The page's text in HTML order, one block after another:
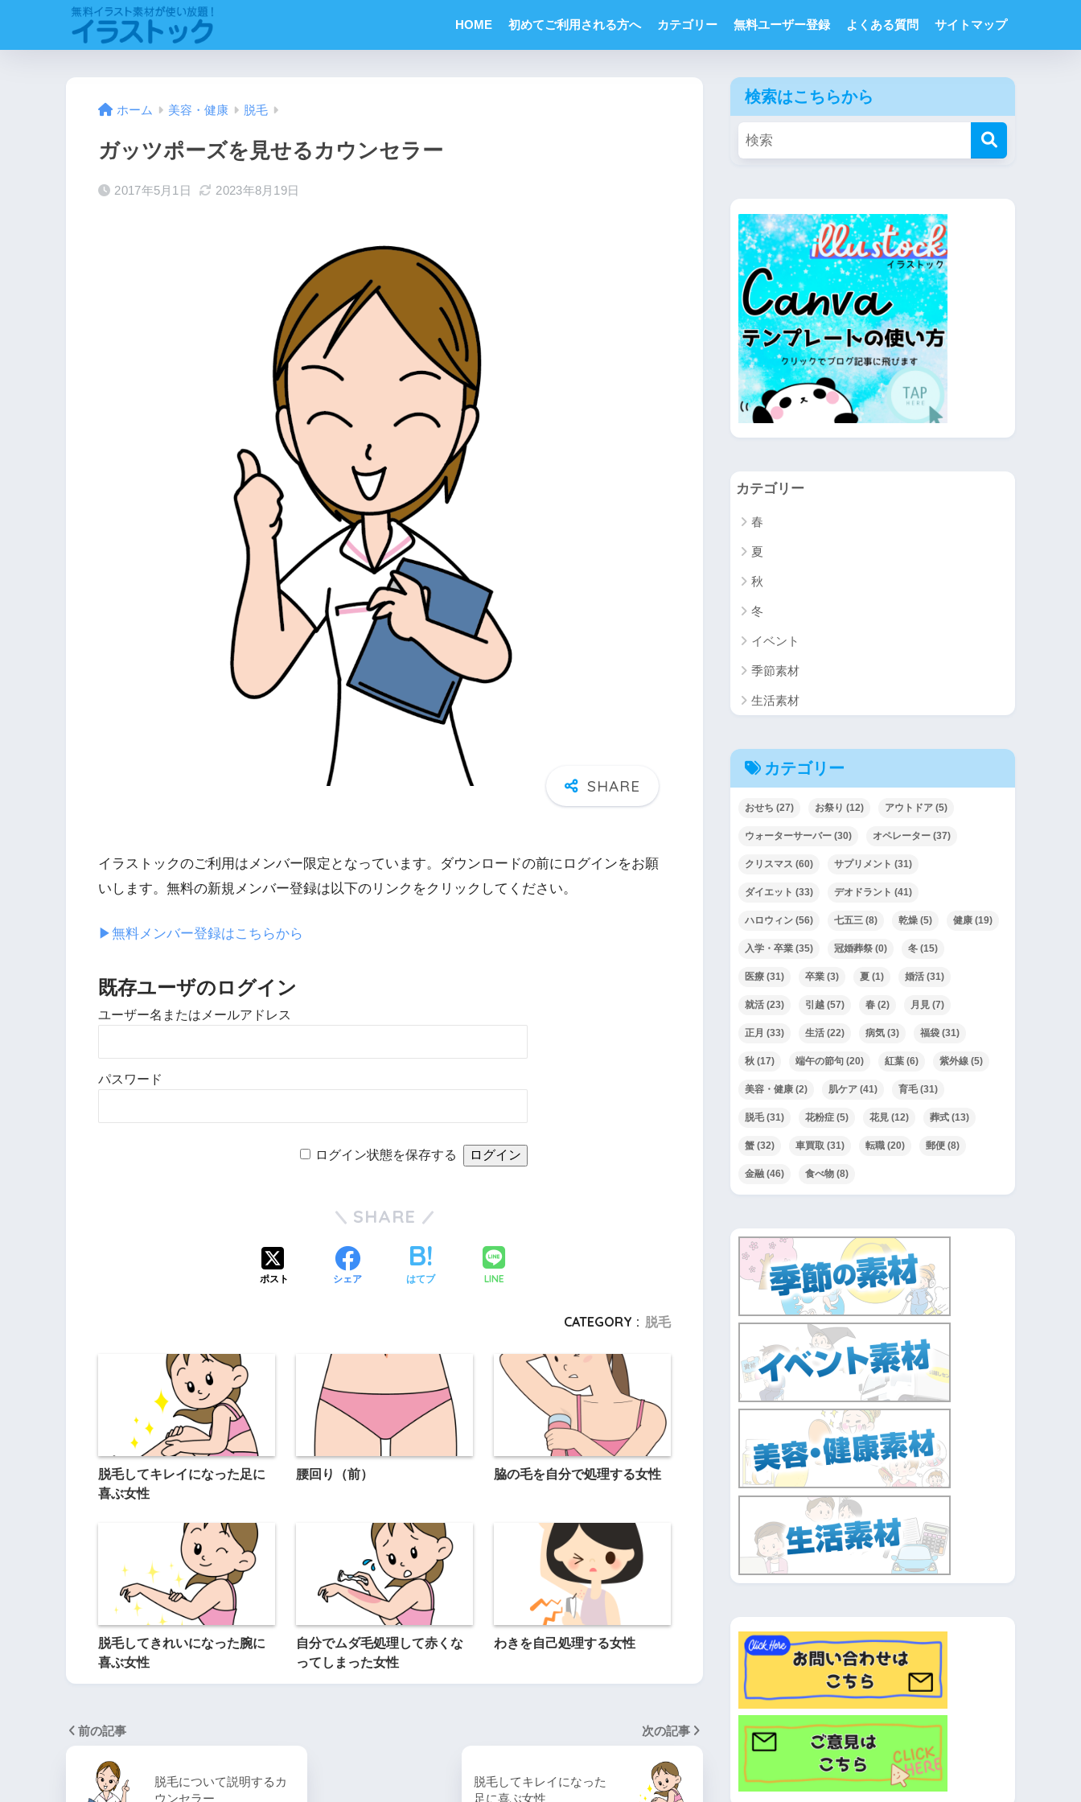
HOME 初めてご利用される方へ カテゴリー 無料ユーザー登録 よくある質問 サイトマップ
ホーム 美容・健康 脱毛
ガッツポーズを見せるカウンセラー
2017年5月1日 2023年8月19日
イラストックのご利用はメンバー限定となっています。ダウンロードの前にログインをお願
いします。無料の新規メンバー登録は以下のリンクをクリックしてください。
▶︎無料メンバー登録はこちらから
既存ユーザのログイン
ユーザー名またはメールアドレス
パスワード
ログイン状態を保存する
SHARE
ポスト シェア はてブ LINE
CATEGORY : 脱毛
脱毛してキレイになった足に
喜ぶ女性
腰回り（前） 脇の毛を自分で処理する女性
脱毛してきれいになった腕に
喜ぶ女性
自分でムダ毛処理して赤くな
ってしまった女性
わきを自己処理する女性
前の記事
脱毛について説明するカ
ウンセラー
次の記事
脱毛してキレイになった
足に喜ぶ女性
検索はこちらから
カテゴリー
春
夏
秋
冬
イベント
季節素材
生活素材
カテゴリー
おせち (27) お祭り (12) アウトドア (5)
ウォーターサーバー (30) オペレーター (37)
クリスマス (60) サプリメント (31)
ダイエット (33) デオドラント (41)
ハロウィン (56) 七五三 (8) 乾燥 (5) 健康 (19)
入学・卒業 (35) 冠婚葬祭 (0) 冬 (15)
医療 (31) 卒業 (3) 夏 (1) 婚活 (31)
就活 (23) 引越 (57) 春 (2) 月見 (7)
正月 (33) 生活 (22) 病気 (3) 福袋 (31)
秋 (17) 端午の節句 (20) 紅葉 (6) 紫外線 (5)
美容・健康 (2) 肌ケア (41) 育毛(31)
脱毛(31) 花粉症 (5) 花見 (12) 葬式 (13)
蟹 (32) 車買取 (31) 転職 (20) 郵便 (8)
金融 (46) 食べ物 (8)